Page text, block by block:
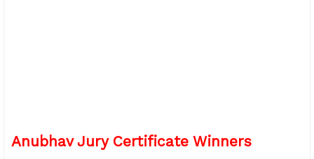
Anubhav Jury Certificate Winners